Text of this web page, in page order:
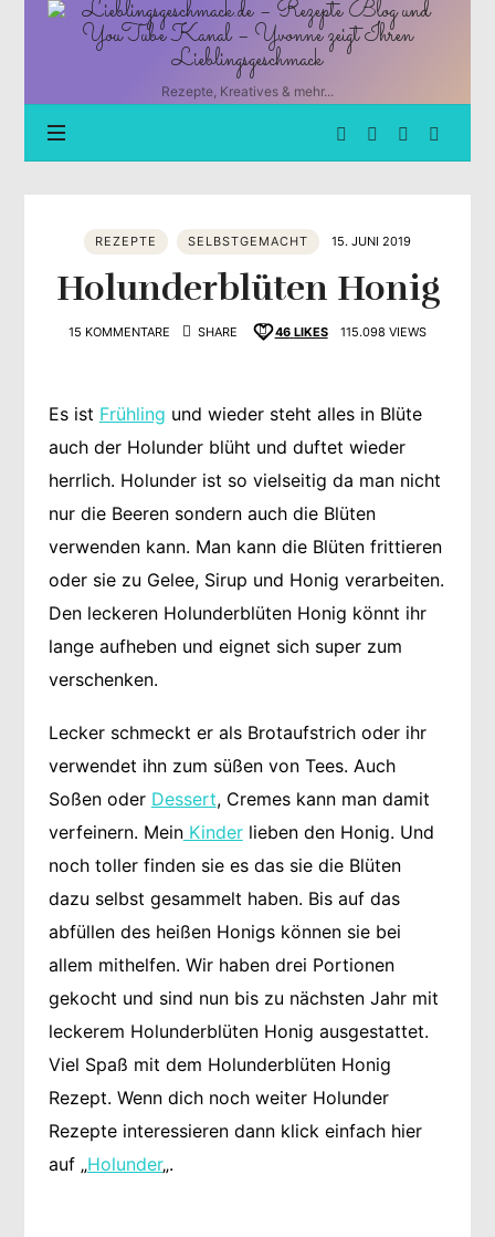
Lieblingsgeschmack.de
Rezepte
und
YouTube
Kanal
Ihren
Lieblingsgeschmack
Rezepte, Kreatives & mehr...
REZEPTE SELBSTGEMACHT 15. JUNI 2019
Holunderblüten Honig
15 KOMMENTARE SHARE 46 LIKES 115.098 VIEWS
Es ist Frühling und wieder steht alles in Blüte
auch der Holunder blüht und duftet wieder
herrlich. Holunder ist so vielseitig da man nicht
nur die Beeren sondern auch die Blüten
verwenden kann. Man kann die Blüten frittieren
oder sie zu Gelee, Sirup und Honig verarbeiten.
Den leckeren Holunderblüten Honig könnt ihr
lange aufheben und eignet sich super zum
verschenken.
Lecker schmeckt er als Brotaufstrich oder ihr
verwendet ihn zum süßen von Tees. Auch
Soßen oder Dessert, Cremes kann man damit
verfeinern. MeinKinderlieben den Honig. Und
noch toller finden sie es das sie die Blüten
dazu selbst gesammelt haben. Bis auf das
abfüllen des heißen Honigs können sie bei
allem mithelfen. Wir haben drei Portionen
gekocht und sind nun bis zu nächsten Jahr mit
leckerem Holunderblüten Honig ausgestattet.
Viel Spaß mit dem Holunderblüten Honig
Rezept. Wenn dich noch weiter Holunder
Rezepte interessieren dann klick einfach hier
auf „Holunder„.